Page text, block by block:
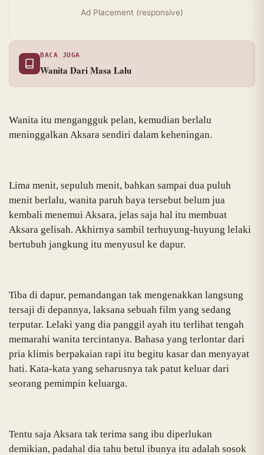
Ad Placement (responsive)
BACA JUGA
Wanita Dari Masa Lalu
Wanita itu mengangguk pelan, kemudian berlalu
meninggalkan Aksara sendiri dalam keheningan.
Lima menit, sepuluh menit, bahkan sampai dua puluh
menit berlalu, wanita paruh baya tersebut belum jua
kembali menemui Aksara, jelas saja hal itu membuat
Aksara gelisah. Akhirnya sambil terhuyung-huyung lelaki
bertubuh jangkung itu menyusul ke dapur.
Tiba di dapur, pemandangan tak mengenakkan langsung
tersaji di depannya, laksana sebuah film yang sedang
terputar. Lelaki yang dia panggil ayah itu terlihat tengah
memarahi wanita tercintanya. Bahasa yang terlontar dari
pria klimis berpakaian rapi itu begitu kasar dan menyayat
hati. Kata-kata yang seharusnya tak patut keluar dari
seorang pemimpin keluarga.
Tentu saja Aksara tak terima sang ibu diperlukan
demikian, padahal dia tahu betul ibunya itu adalah sosok